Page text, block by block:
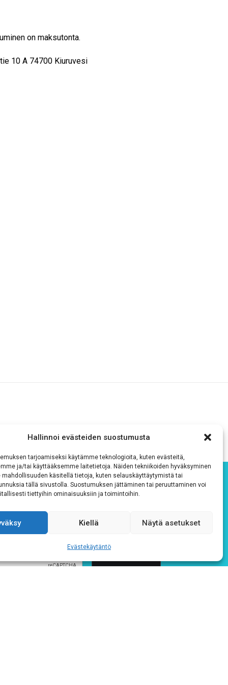
Hallinnoi evästeiden suostumusta
tarjoamiseksi käytämme teknologioita, kuten evästeitä,
ja/tai käyttääksemme laitetietoja. Näiden tekniikoiden hyväksyminen
mahdollisuuden käsitellä tietoja, kuten selauskäyttäytymistä tai
tällä sivustolla. Suostumuksen jättäminen tai peruuttaminen voi
tiettyihin ominaisuuksiin ja toimintoihin.
Kiellä Näytä asetukset
Evästekäytäntö
on maksutonta.
10 A 74700 Kiuruvesi